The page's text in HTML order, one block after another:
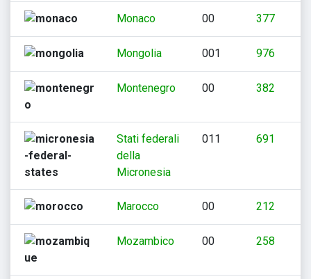
Monaco 00 377
Mongolia 001 976
Montenegro 00 382
Stati federali
della
Micronesia
011 691
Marocco 00 212
Mozambico 00 258